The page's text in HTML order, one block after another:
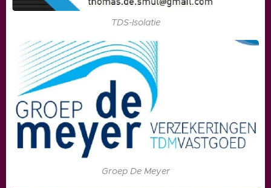
TDS-Isolatie
Groep De Meyer